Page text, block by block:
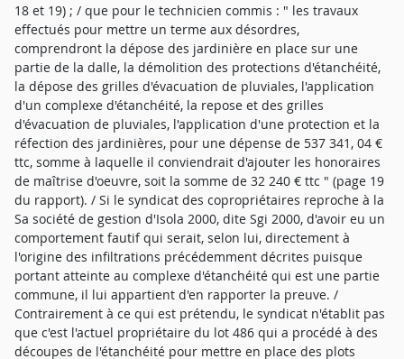
18 et 19) ; / que pour le technicien commis : " les travaux
effectués pour mettre un terme aux désordres,
comprendront la dépose des jardinière en place sur une
partie de la dalle, la démolition des protections d'étanchéité,
la dépose des grilles d'évacuation de pluviales, l'application
d'un complexe d'étanchéité, la repose et des grilles
d'évacuation de pluviales, l'application d'une protection et la
réfection des jardinières, pour une dépense de 537 341, 04 €
ttc, somme à laquelle il conviendrait d'ajouter les honoraires
de maîtrise d'oeuvre, soit la somme de 32 240 € ttc " (page 19
du rapport). / Si le syndicat des copropriétaires reproche à la
Sa société de gestion d'Isola 2000, dite Sgi 2000, d'avoir eu un
comportement fautif qui serait, selon lui, directement à
l'origine des infiltrations précédemment décrites puisque
portant atteinte au complexe d'étanchéité qui est une partie
commune, il lui appartient d'en rapporter la preuve. /
Contrairement à ce qui est prétendu, le syndicat n'établit pas
que c'est l'actuel propriétaire du lot 486 qui a procédé à des
découpes de l'étanchéité pour mettre en place des plots